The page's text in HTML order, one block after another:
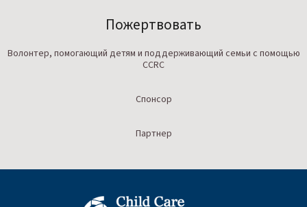
Пожертвовать
Волонтер, помогающий детям и поддерживающий семьи с помощью
CCRC
Спонсор
Партнер